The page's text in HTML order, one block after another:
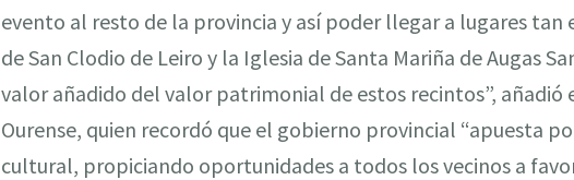
evento al resto de la provincia y así poder llegar a lugares
de San Clodio de Leiro y la Iglesia de Santa Mariña de Augas
valor añadido del valor patrimonial de estos recintos”,
Ourense, quien recordó que el gobierno provincial “apuesta
cultural, propiciando oportunidades a todos los vecinos a